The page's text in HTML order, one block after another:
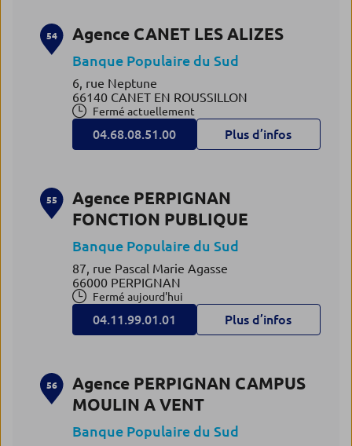
54 Agence CANET LES ALIZES
Banque Populaire du Sud
6, rue Neptune
66140 CANET EN ROUSSILLON
Fermé actuellement
04.68.08.51.00 Plus d’infos
55
Agence PERPIGNAN
FONCTION PUBLIQUE
Banque Populaire du Sud
87, rue Pascal Marie Agasse
66000 PERPIGNAN
Fermé aujourd'hui
04.11.99.01.01 Plus d’infos
56
Agence PERPIGNAN CAMPUS
MOULIN A VENT
Banque Populaire du Sud